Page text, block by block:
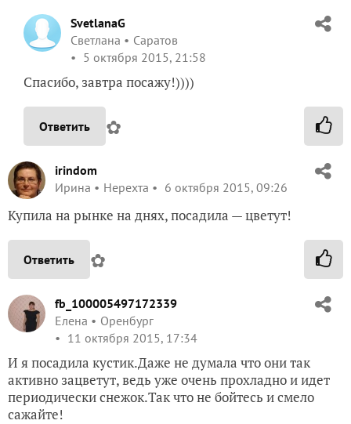
SvetlanaG
Светлана
Саратов
5 октября 2015, 21:58
Спасибо, завтра посажу!))))
Ответить ✿
irindom
Ирина
Нерехта 6 октября 2015, 09:26
Купила на рынке на днях, посадила — цветут!
Ответить ✿
fb_100005497172339
Елена
Оренбург
11 октября 2015, 17:34
И я посадила кустик.Даже не думала что они так
активно зацветут, ведь уже очень прохладно и идет
периодически снежок.Так что не бойтесь и смело
сажайте!